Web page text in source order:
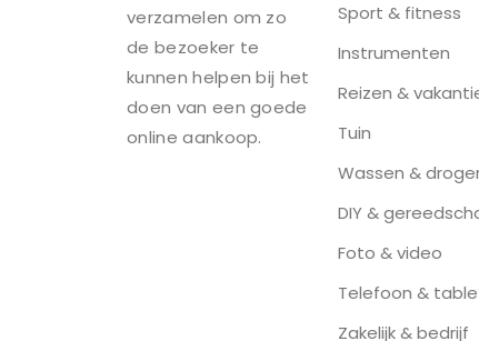
verzamelen om zo
de bezoeker te
kunnen helpen bij het
doen van een goede
online aankoop.
Sport & fitness
Instrumenten
Reizen &
Tuin
Wassen &
DIY &
Foto & video
Telefoon &
Zakelijk & bedrijf